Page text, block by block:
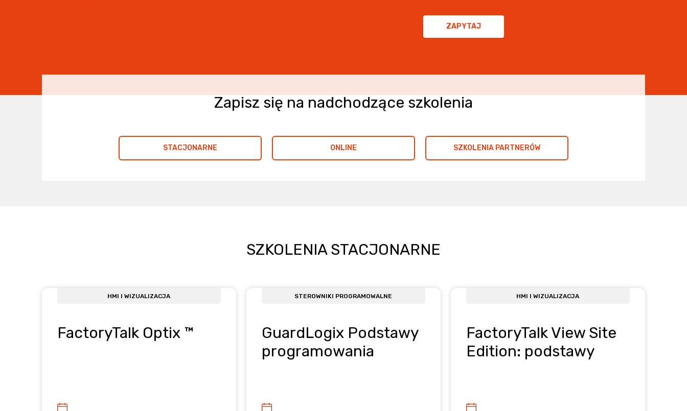
ZAPYTAJ
Zapisz się na nadchodzące szkolenia
STACJONARNE ONLINE SZKOLENIA PARTNERÓW
SZKOLENIA STACJONARNE
HMI I WIZUALIZACJA
FactoryTalk Optix ™
STEROWNIKI PROGRAMOWALNE
GuardLogix Podstawy
programowania
HMI I WIZUALIZACJA
FactoryTalk View Site
Edition: podstawy